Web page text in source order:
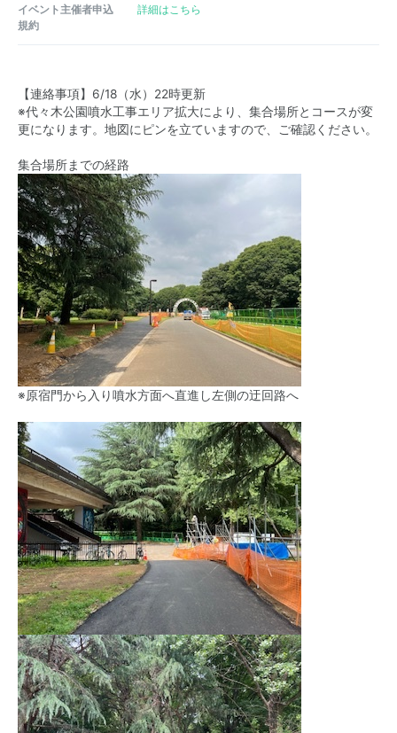
イベント主催者申込
規約
詳細はこちら
【連絡事項】6/18（水）22時更新
※代々木公園噴水工事エリア拡大により、集合場所とコースが変
更になります。地図にピンを立ていますので、ご確認ください。
集合場所までの経路
※原宿門から入り噴水方面へ直進し左側の迂回路へ